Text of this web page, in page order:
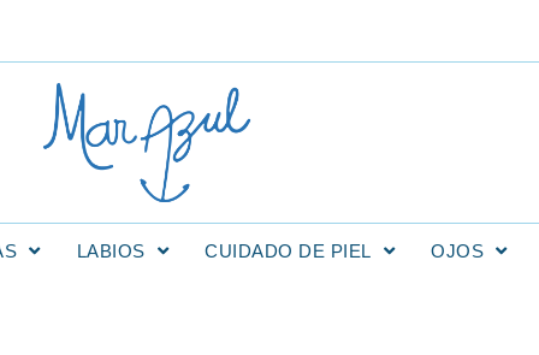
LABIOS CUIDADO DE PIEL OJOS